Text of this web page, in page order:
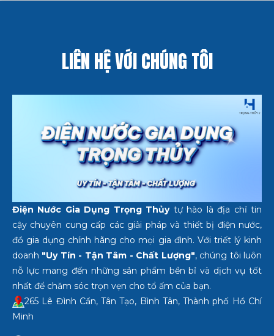
LIÊN HỆ VỚI CHÚNG TÔI
Điện Nước Gia Dụng Trọng Thủytự hào là địa chỉ tin
cậy chuyên cung cấp các giải pháp và thiết bị điện nước,
đồ gia dụng chính hãng cho mọi gia đình. Với triết lý kinh
doanh "Uy Tín - Tận Tâm - Chất Lượng", chúng tôi luôn
nỗ lực mang đến những sản phẩm bền bỉ và dịch vụ tốt
nhất để chăm sóc trọn vẹn cho tổ ấm của bạn.
265 Lê Đình Cẩn, Tân Tạo, Bình Tân, Thành phố Hồ Chí
Minh